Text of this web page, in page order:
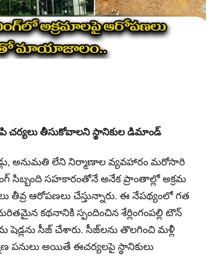
తీసుకోవాలని స్థానికుల డిమాండ్
అనుమతి లేని నిర్మాణాల వ్యవహారం మరోసారి
సిబ్బంది సహకారంతోనే అనేక ప్రాంతాల్లో అక్రమ
తీవ్ర ఆరోపణలు చేస్తున్నారు. ఈ నేపథ్యంలో గత
కథనానికి స్పందించిన శేర్లింగంపల్లి టౌన్
షెడ్లను సీజ్ చేశారు. సీజ్‌లను తొలగించి మళ్లీ
పనులు అయితే ఈచర్యలపై స్థానికులు